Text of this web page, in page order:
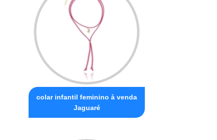
colar infantil feminino à venda
Jaguaré